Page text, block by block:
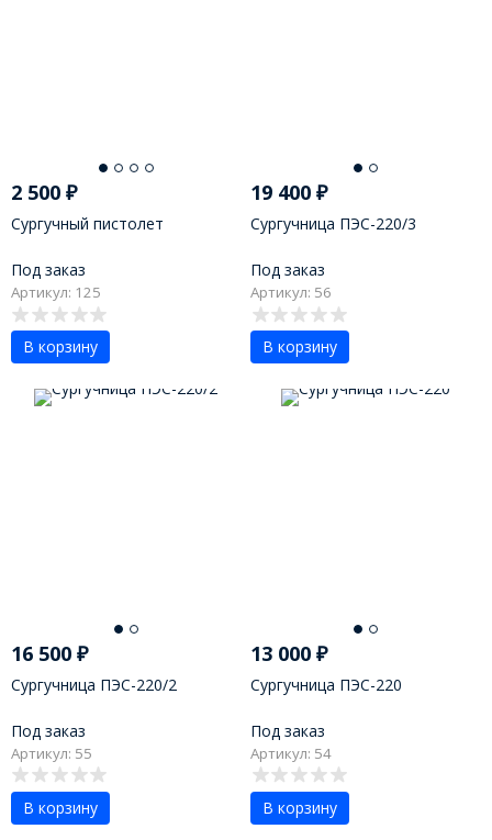
2 500 ₽
Сургучный пистолет
Под заказ
Артикул: 125
В корзину
19 400₽
Сургучница ПЭС-220/3
Под заказ
Артикул: 56
В корзину
16 500 ₽
Сургучница ПЭС-220/2
Под заказ
Артикул: 55
В корзину
13 000₽
Сургучница ПЭС-220
Под заказ
Артикул: 54
В корзину